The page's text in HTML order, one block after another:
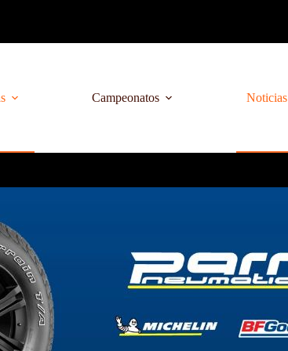
Campeonatos Noticias